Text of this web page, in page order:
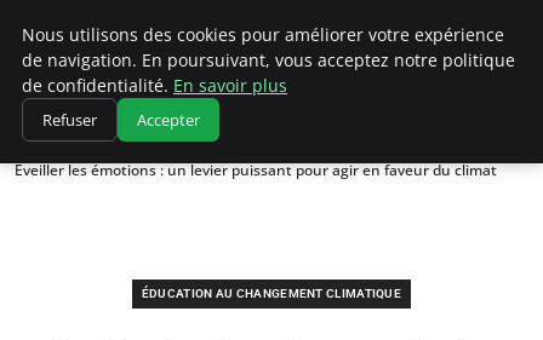
Climatedebtagents
Accueil
Éducation au changement climatique
Éveiller les émotions : un levier puissant pour agir en faveur du climat
ÉDUCATION AU CHANGEMENT CLIMATIQUE
Nous utilisons des cookies pour améliorer votre expérience
de navigation. En poursuivant, vous acceptez notre politique
de confidentialité. En savoir plus
Refuser Accepter